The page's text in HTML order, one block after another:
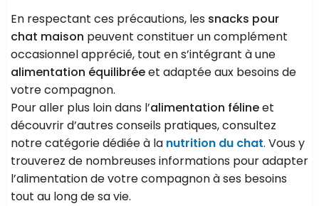
En respectant ces précautions, les snacks pour
chat maison peuvent constituer un complément
occasionnel apprécié, tout en s’intégrant à une
alimentation équilibréeet adaptée aux besoins de
votre compagnon.
Pour aller plus loin dans l’alimentation félineet
découvrir d’autres conseils pratiques, consultez
notre catégorie dédiée à la nutrition du chat. Vous y
trouverez de nombreuses informations pour adapter
l’alimentation de votre compagnon à ses besoins
tout au long de sa vie.